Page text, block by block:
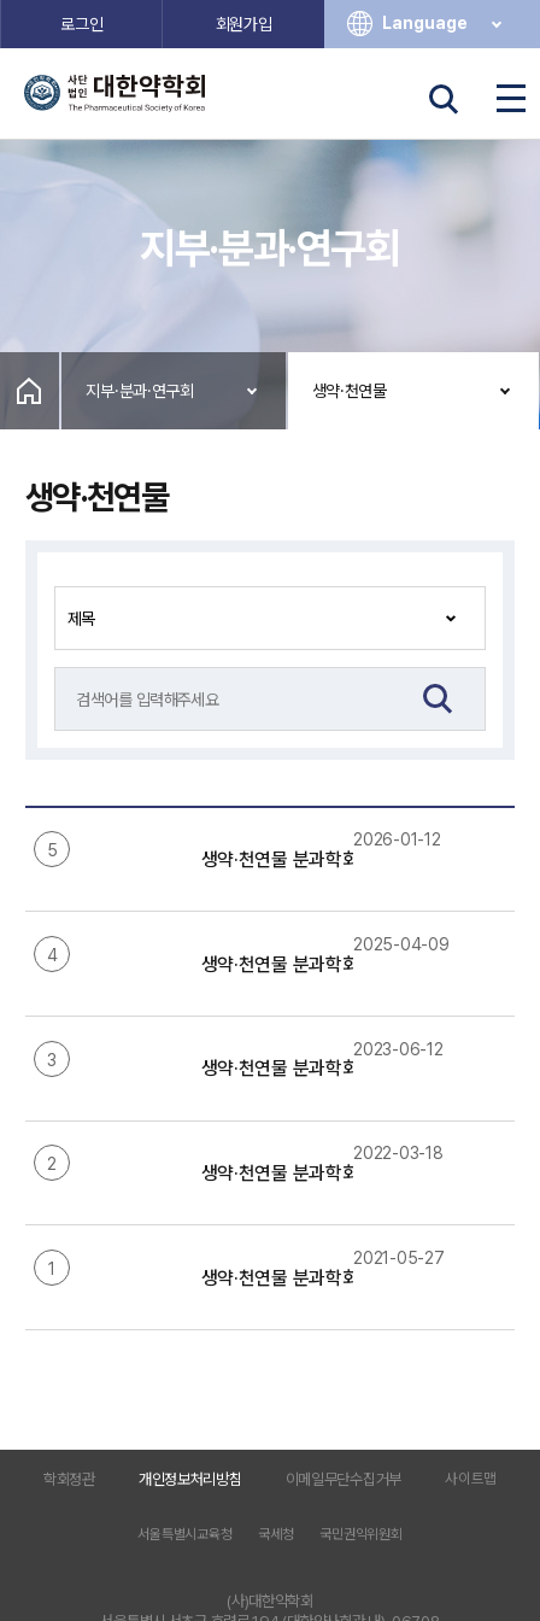
로그인 회원가입 Language
지부·분과·연구회
지부·분과·연구회 생약·천연물
생약·천연물
5 생약·천연물 분과학회 임원정보(2026년)
2026-01-12
4 생약·천연물 분과학회 임원 정보(2025년)
2025-04-09
3 생약·천연물 분과학회 임원 정보(2023-
2023-06-12
2 생약·천연물 분과학회 임원 정보(2022년)
2022-03-18
1 생약·천연물 분과학회 임원 정보(2021년)
2021-05-27
학회정관 개인정보처리방침 이메일무단수집거부 사이트맵
서울특별시교육청 국세청 국민권익위원회
(사)대한약학회